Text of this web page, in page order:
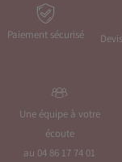
Paiement sécurisé
Une équipe à votre
écoute
au 04 86 17 74 01